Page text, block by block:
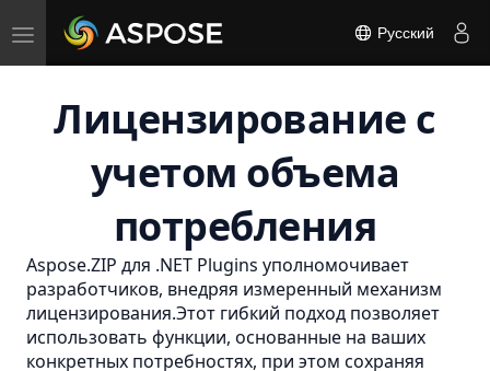
Toggle
navigation
Русский
Лицензирование с
учетом объема
потребления
Aspose.ZIP для .NET Plugins уполномочивает
разработчиков, внедряя измеренный механизм
лицензирования.Этот гибкий подход позволяет
использовать функции, основанные на ваших
конкретных потребностях, при этом сохраняя